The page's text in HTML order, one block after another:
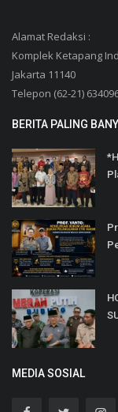
Alamat Redaksi :
Komplek Ketapang
Jakarta 11140
Telepon (62-21)
BERITA PALING
MEDIA SOSIAL